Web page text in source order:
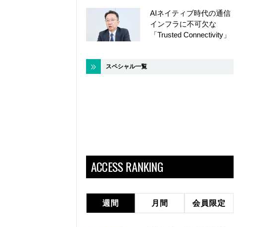
AIネイティブ時代の通信
インフラに不可欠な
「Trusted Connectivity」
スペシャル一覧
ACCESS RANKING
週間 月間 会員限定